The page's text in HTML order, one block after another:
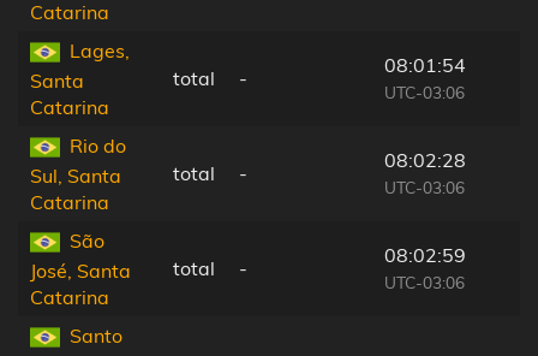
Catarina
Lages,
Santa
Catarina
total -
08:01:54
UTC-03:06
Rio do
Sul, Santa
Catarina
total -
08:02:28
UTC-03:06
São
José, Santa
Catarina
total -
08:02:59
UTC-03:06
Santo